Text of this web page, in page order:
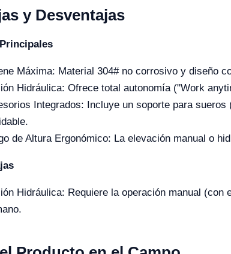
y Desventajas
Máxima: Material 304# no corrosivo y diseño
Hidráulica: Ofrece total autonomía ("Work
Integrados: Incluye un soporte para
de Altura Ergonómico: La elevación manual o
Hidráulica: Requiere la operación manual